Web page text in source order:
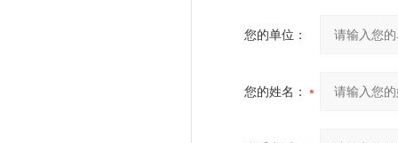
您的单位：
您的姓名：